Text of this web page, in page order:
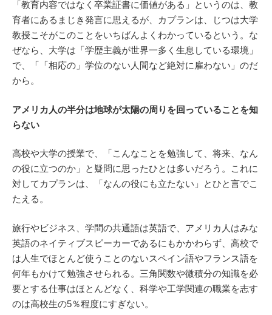
「教育内容ではなく卒業証書に価値がある」というのは、教
育者にあるまじき発言に思えるが、カプランは、じつは大学
教授こそがこのことをいちばんよくわかっているという。な
ぜなら、大学は「学歴主義が世界一多く生息している環境」
で、「「相応の」学位のない人間など絶対に雇わない」のだ
から。
アメリカ人の半分は地球が太陽の周りを回っていることを知
らない
高校や大学の授業で、「こんなことを勉強して、将来、なん
の役に立つのか」と疑問に思ったひとは多いだろう。これに
対してカプランは、「なんの役にも立たない」とひと言でこ
たえる。
旅行やビジネス、学問の共通語は英語で、アメリカ人はみな
英語のネイティブスピーカーであるにもかかわらず、高校で
は人生でほとんど使うことのないスペイン語やフランス語を
何年もかけて勉強させられる。三角関数や微積分の知識を必
要とする仕事はほとんどなく、科学や工学関連の職業を志す
のは高校生の5％程度にすぎない。